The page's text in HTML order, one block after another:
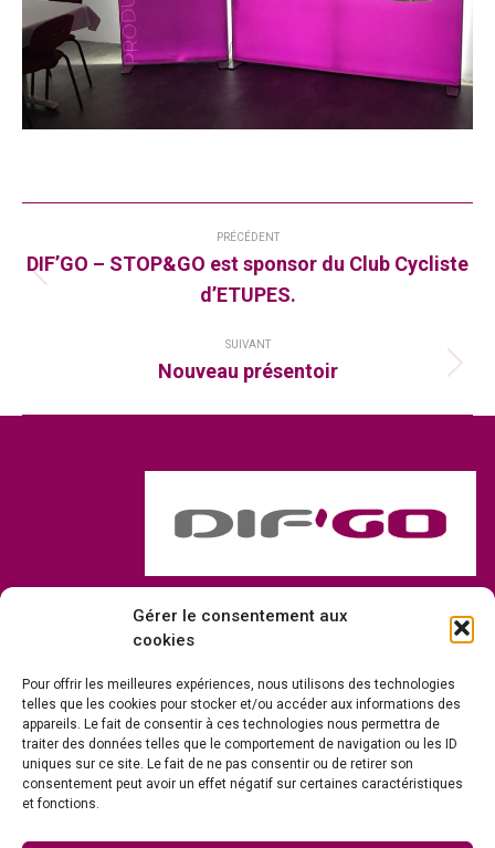
Gérer le consentement aux
cookies
Pour offrir les meilleures expériences, nous utilisons des technologies
telles que les cookies pour stocker et/ou accéder aux informations des
appareils. Le fait de consentir à ces technologies nous permettra de
traiter des données telles que le comportement de navigation ou les ID
uniques sur ce site. Le fait de ne pas consentir ou de retirer son
consentement peut avoir un effet négatif sur certaines caractéristiques
et fonctions.
article
PRÉCÉDENT
Article
précédent
DIF’GO – STOP&GO est sponsor du Club Cycliste
d’ETUPES.
SUIVANT
Article
:
Nouveau présentoir
NOUS CONTACTER
ZAC de la Charmotte • 90170 ANJOUTEY
Tel : 03 84 46 78 15 • contact@difgo.fr